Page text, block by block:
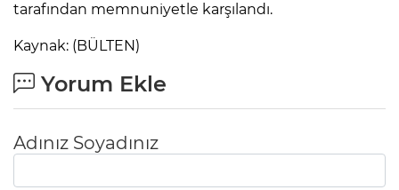
tarafından memnuniyetle karşılandı.
Kaynak: (BÜLTEN)
Yorum Ekle
Adınız Soyadınız